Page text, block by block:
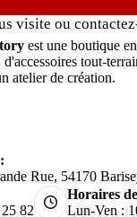
visite ou
est une boutique
tout-
atelier de création.
Rue, 54170
82
Horaires
Lun-Ven :